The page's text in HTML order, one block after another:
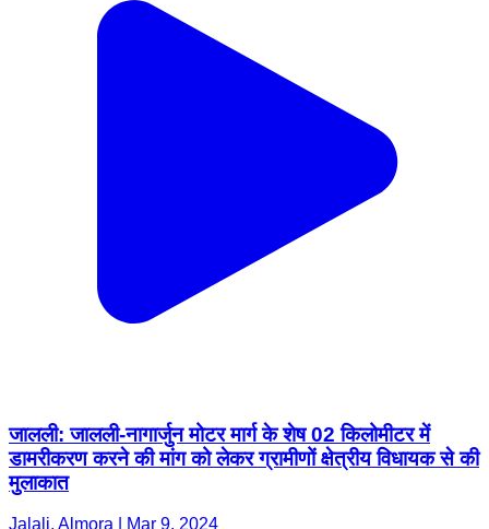
जालली: जालली-नागार्जुन मोटर मार्ग के शेष 02 किलोमीटर में
डामरीकरण करने की मांग को लेकर ग्रामीणों क्षेत्रीय विधायक से की
मुलाकात
Jalali, Almora | Mar 9, 2024